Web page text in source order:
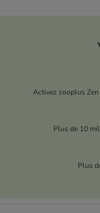
Activez zooplus
Plus de 10
Plus